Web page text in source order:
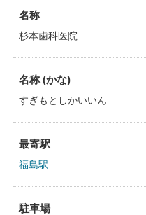
名称
杉本歯科医院
名称 (かな)
すぎもとしかいいん
最寄駅
福島駅
駐車場